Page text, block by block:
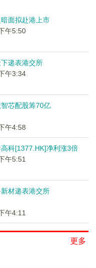
暗面拟赴港上市
午5:50
下递表港交所
午3:34
智芯配股筹70亿
午4:58
高科[1377.HK]净利涨3倍
午5:51
新材递表港交所
午4:11
更多